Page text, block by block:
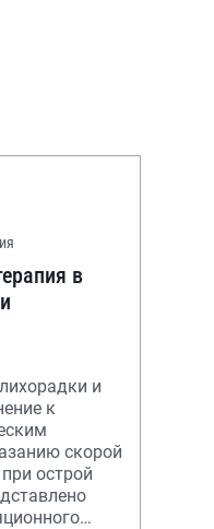
в
и
к
скорой
острой